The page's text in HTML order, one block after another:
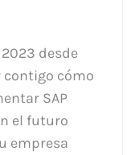
desde
cómo
SAP
el futuro
empresa